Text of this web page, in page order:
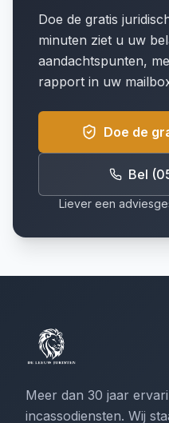
Doe de gratis
minuten ziet u uw
aandachtspunten,
rapport in uw
Doe de
Bel
Liever een
Meer dan 30 jaar
incassodiensten. Wij